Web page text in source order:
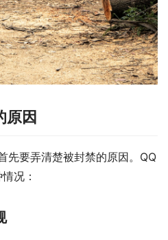
原因
先要弄清楚被封禁的原因。QQ
况：